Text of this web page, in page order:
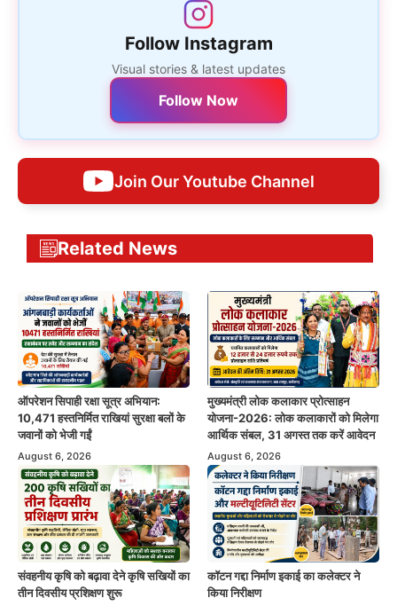
Follow Instagram
Visual stories & latest updates
Follow Now
Join Our Youtube Channel
Related News
ऑपरेशन सिपाही रक्षा सूत्र अभियान:
10,471 हस्तनिर्मित राखियां सुरक्षा बलों के
जवानों को भेजी गईं
August 6, 2026
मुख्यमंत्री लोक कलाकार प्रोत्साहन
योजना-2026: लोक कलाकारों को मिलेगा
आर्थिक संबल, 31 अगस्त तक करें आवेदन
August 6, 2026
संवहनीय कृषि को बढ़ावा देने कृषि सखियों का
तीन दिवसीय प्रशिक्षण शुरू
कॉटन गद्दा निर्माण इकाई का कलेक्टर ने
किया निरीक्षण